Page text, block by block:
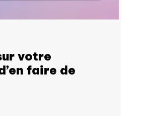
votre
faire de